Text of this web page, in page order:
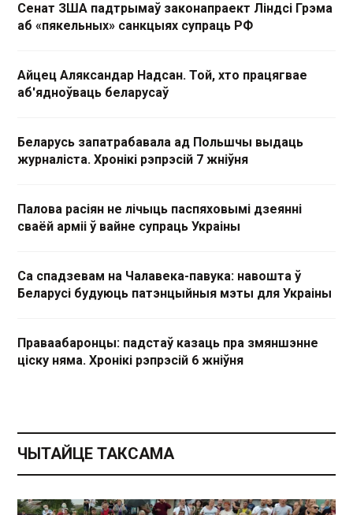
Сенат ЗША падтрымаў законапраект Ліндсі Грэма
аб «пякельных» санкцыях супраць РФ
Айцец Аляксандар Надсан. Той, хто працягвае
аб'ядноўваць беларусаў
Беларусь запатрабавала ад Польшчы выдаць
журналіста. Хронікі рэпрэсій 7 жніўня
Палова расіян не лічыць паспяховымі дзеянні
сваёй арміі ў вайне супраць Украіны
Са спадзевам на Чалавека-павука: навошта ў
Беларусі будуюць патэнцыйныя мэты для Украіны
Праваабаронцы: падстаў казаць пра змяншэнне
ціску няма. Хронікі рэпрэсій 6 жніўня
ЧЫТАЙЦЕ ТАКСАМА